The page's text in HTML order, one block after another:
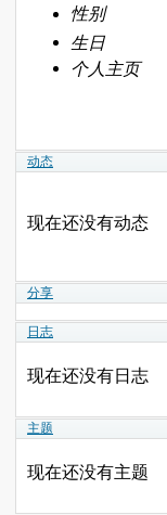
性别
生日
个人主页
动态
现在还没有动态
分享
日志
现在还没有日志
主题
现在还没有主题